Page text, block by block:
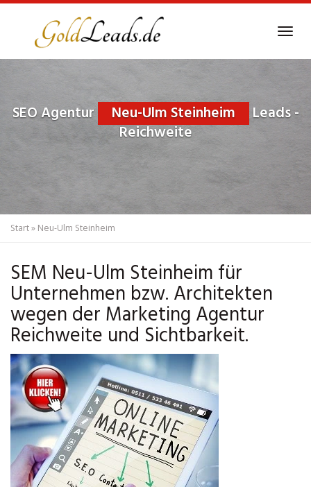
SEO Agentur Neu-Ulm Steinheim
Leads -
Reichweite
Start» Neu-Ulm Steinheim
SEM Neu-Ulm Steinheim für
Unternehmen bzw. Architekten
wegen der Marketing Agentur
Reichweite und Sichtbarkeit.